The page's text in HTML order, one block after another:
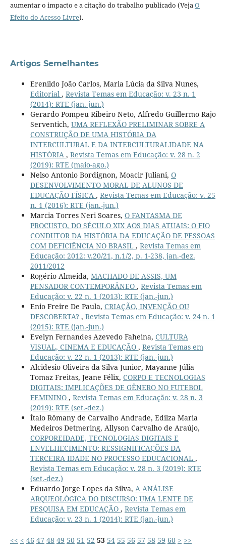
aumentar o impacto e a citação do trabalho publicado (VejaO
Efeito do Acesso Livre).
Artigos Semelhantes
Erenildo João Carlos, Maria Lúcia da Silva Nunes,
Editorial , Revista Temas em Educação: v. 23 n. 1
(2014): RTE (jan.-jun.)
Gerardo Pompeu Ribeiro Neto, Alfredo Guillermo Rajo
Serventich, UMA REFLEXÃO PRELIMINAR SOBRE A
CONSTRUÇÃO DE UMA HISTÓRIA DA
INTERCULTURAL E DA INTERCULTURALIDADE NA
HISTÓRIA , Revista Temas em Educação: v. 28 n. 2
(2019): RTE (maio-ago.)
Nelso Antonio Bordignon, Moacir Juliani, O
DESENVOLVIMENTO MORAL DE ALUNOS DE
EDUCAÇÃO FÍSICA , Revista Temas em Educação: v. 25
n. 1 (2016): RTE (jan.-jun.)
Marcia Torres Neri Soares, O FANTASMA DE
PROCUSTO, DO SÉCULO XIX AOS DIAS ATUAIS: O FIO
CONDUTOR DA HISTÓRIA DA EDUCAÇÃO DE PESSOAS
COM DEFICIÊNCIA NO BRASIL , Revista Temas em
Educação: 2012: v.20/21, n.1/2, p. 1-238, jan.-dez.
2011/2012
Rogério Almeida, MACHADO DE ASSIS, UM
PENSADOR CONTEMPORÂNEO , Revista Temas em
Educação: v. 22 n. 1 (2013): RTE (jan.-jun.)
Enio Freire De Paula, CRIAÇÃO, INVENÇÃO OU
DESCOBERTA? , Revista Temas em Educação: v. 24 n. 1
(2015): RTE (jan.-jun.)
Evelyn Fernandes Azevedo Faheina, CULTURA
VISUAL, CINEMA E EDUCAÇÃO , Revista Temas em
Educação: v. 22 n. 1 (2013): RTE (jan.-jun.)
Alcidesio Oliveira da Silva Junior, Mayanne Júlia
Tomaz Freitas, Jeane Félix, CORPO E TECNOLOGIAS
DIGITAIS: IMPLICAÇÕES DE GÊNERO NO FUTEBOL
FEMININO , Revista Temas em Educação: v. 28 n. 3
(2019): RTE (set.-dez.)
Ítalo Rômany de Carvalho Andrade, Edilza Maria
Medeiros Detmering, Allyson Carvalho de Araújo,
CORPOREIDADE, TECNOLOGIAS DIGITAIS E
ENVELHECIMENTO: RESSIGNIFICAÇÕES DA
TERCEIRA IDADE NO PROCESSO EDUCACIONAL ,
Revista Temas em Educação: v. 28 n. 3 (2019): RTE
(set.-dez.)
Eduardo Jorge Lopes da Silva, A ANÁLISE
ARQUEOLÓGICA DO DISCURSO: UMA LENTE DE
PESQUISA EM EDUCAÇÃO , Revista Temas em
Educação: v. 23 n. 1 (2014): RTE (jan.-jun.)
<< < 46 47 48 49 50 51 52 53 54 55 56 57 58 59 60 > >>